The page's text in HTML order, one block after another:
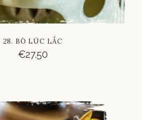
28. BÒ LÚC LẮC
€27.50